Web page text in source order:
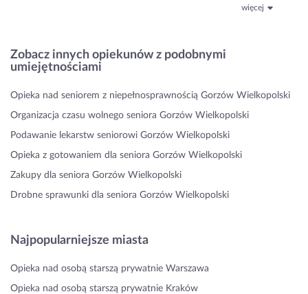
więcej
Zobacz innych opiekunów z podobnymi
umiejętnościami
Opieka nad seniorem z niepełnosprawnością Gorzów Wielkopolski
Organizacja czasu wolnego seniora Gorzów Wielkopolski
Podawanie lekarstw seniorowi Gorzów Wielkopolski
Opieka z gotowaniem dla seniora Gorzów Wielkopolski
Zakupy dla seniora Gorzów Wielkopolski
Drobne sprawunki dla seniora Gorzów Wielkopolski
Najpopularniejsze miasta
Opieka nad osobą starszą prywatnie Warszawa
Opieka nad osobą starszą prywatnie Kraków